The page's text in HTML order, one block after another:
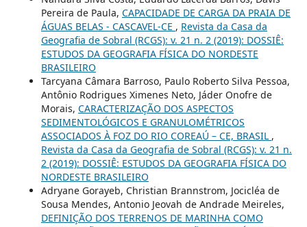
Pereira de Paula, CAPACIDADE DE CARGA DA PRAIA DE
ÁGUAS BELAS - CASCAVEL-CE , Revista da Casa da
Geografia de Sobral (RCGS): v. 21 n. 2 (2019): DOSSIÊ:
ESTUDOS DA GEOGRAFIA FÍSICA DO NORDESTE
BRASILEIRO
Tarcyana Câmara Barroso, Paulo Roberto Silva Pessoa,
Antônio Rodrigues Ximenes Neto, Jáder Onofre de
Morais, CARACTERIZAÇÃO DOS ASPECTOS
SEDIMENTOLÓGICOS E GRANULOMÉTRICOS
ASSOCIADOS À FOZ DO RIO COREAÚ – CE, BRASIL ,
Revista da Casa da Geografia de Sobral (RCGS): v. 21 n.
2 (2019): DOSSIÊ: ESTUDOS DA GEOGRAFIA FÍSICA DO
NORDESTE BRASILEIRO
Adryane Gorayeb, Christian Brannstrom, Jocicléa de
Sousa Mendes, Antonio Jeovah de Andrade Meireles,
DEFINIÇÃO DOS TERRENOS DE MARINHA COMO